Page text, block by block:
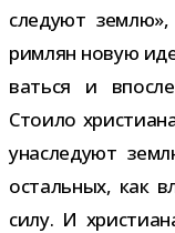
сле­дуют
рим­лян новую
ваться и
Стоило
уна­сле­дуют
осталь­ных, как
силу. И